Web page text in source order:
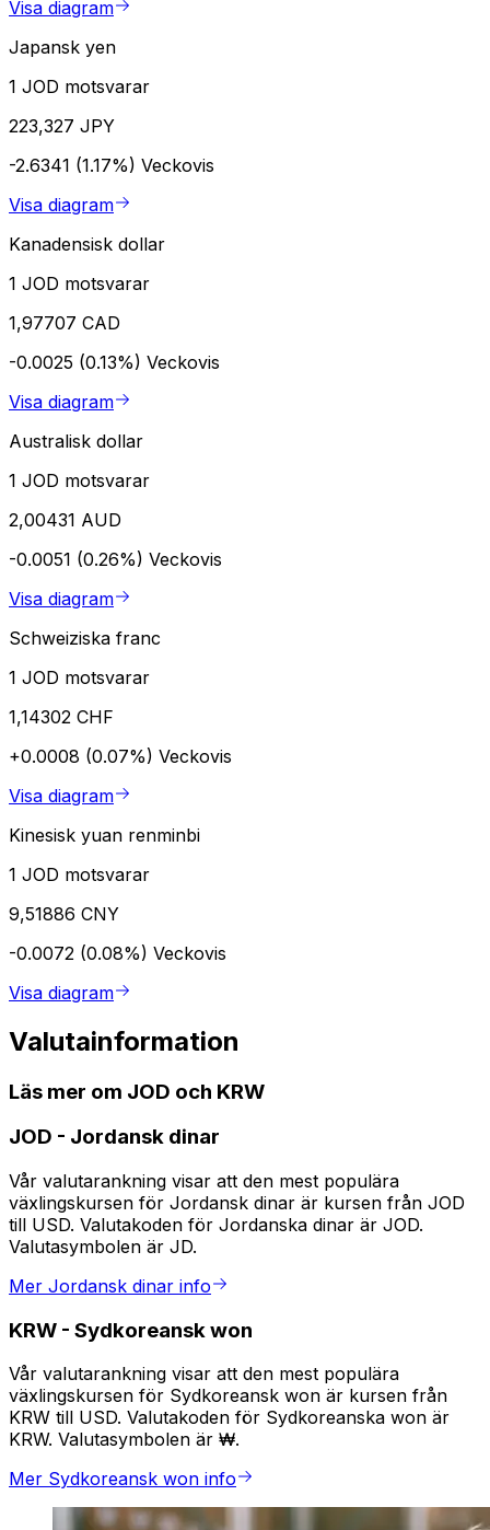
Visa diagram
Japansk yen
1 JOD motsvarar
223,327 JPY
-2.6341 (1.17%) Veckovis
Visa diagram
Kanadensisk dollar
1 JOD motsvarar
1,97707 CAD
-0.0025 (0.13%) Veckovis
Visa diagram
Australisk dollar
1 JOD motsvarar
2,00431 AUD
-0.0051 (0.26%) Veckovis
Visa diagram
Schweiziska franc
1 JOD motsvarar
1,14302 CHF
+0.0008 (0.07%) Veckovis
Visa diagram
Kinesisk yuan renminbi
1 JOD motsvarar
9,51886 CNY
-0.0072 (0.08%) Veckovis
Visa diagram
Valutainformation
Läs mer om JOD och KRW
JOD - Jordansk dinar
Vår valutarankning visar att den mest populära
växlingskursen för Jordansk dinar är kursen från JOD
till USD. Valutakoden för Jordanska dinar är JOD.
Valutasymbolen är JD.
Mer Jordansk dinar info
KRW - Sydkoreansk won
Vår valutarankning visar att den mest populära
växlingskursen för Sydkoreansk won är kursen från
KRW till USD. Valutakoden för Sydkoreanska won är
KRW. Valutasymbolen är ₩.
Mer Sydkoreansk won info